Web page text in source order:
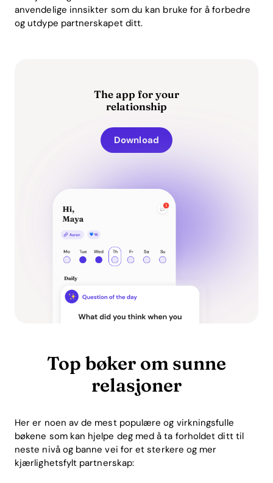
anvendelige innsikter som du kan bruke for å forbedre
og utdype partnerskapet ditt.
The app for your
relationship
Download
Top bøker om sunne
relasjoner
Her er noen av de mest populære og virkningsfulle
bøkene som kan hjelpe deg med å ta forholdet ditt til
neste nivå og banne vei for et sterkere og mer
kjærlighetsfylt partnerskap: